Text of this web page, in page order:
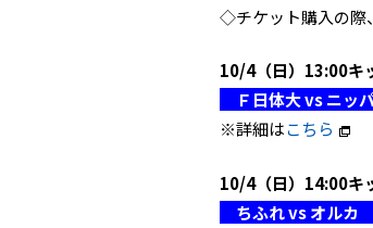
◇チケット購入の際
10/4（日）13:00キ
Ｆ日体大 vs ニッ
※詳細はこちら
10/4（日）14:00キ
ちふれ vs オルカ